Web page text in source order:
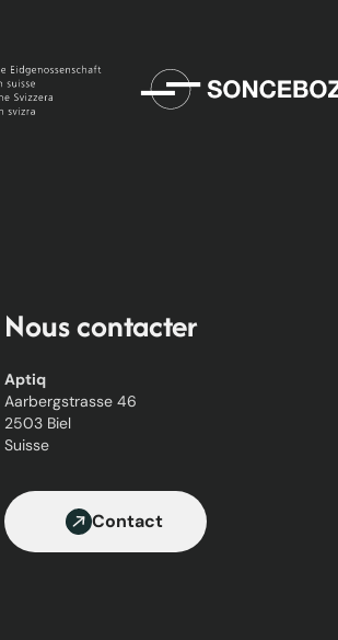
Nous contacter
Aptiq
Aarbergstrasse 46
2503 Biel
Suisse
Contact